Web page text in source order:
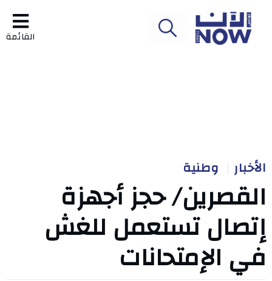
القائمة
الأخبار وطنية
القصرين/ حجز أجهزة
إتصال تستعمل للغش
في الإمتحانات